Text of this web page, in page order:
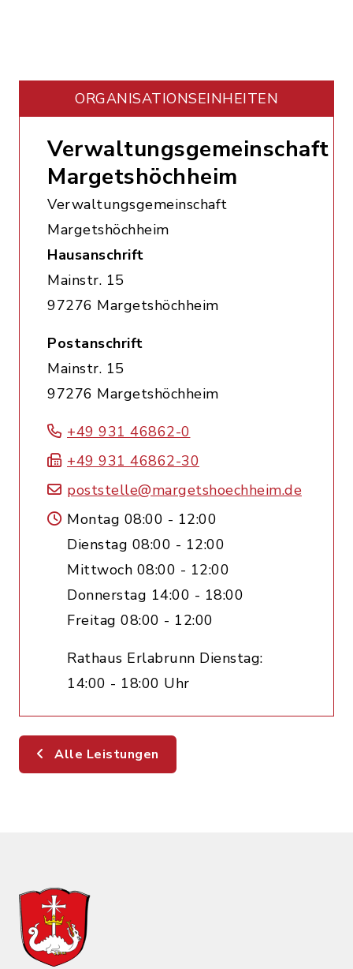
ORGANISATIONS­EINHEITEN
Verwaltungsgemeinschaft
Margetshöchheim
Verwaltungsgemeinschaft
Margetshöchheim
Hausanschrift
Mainstr. 15
97276 Margetshöchheim
Postanschrift
Mainstr. 15
97276 Margetshöchheim
+49 931 46862-0
+49 931 46862-30
poststelle@margetshoechheim.de
Montag 08:00 - 12:00
Dienstag 08:00 - 12:00
Mittwoch 08:00 - 12:00
Donnerstag 14:00 - 18:00
Freitag 08:00 - 12:00
Rathaus Erlabrunn Dienstag:
14:00 - 18:00 Uhr
Alle Leistungen